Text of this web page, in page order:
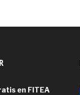
en FITEA